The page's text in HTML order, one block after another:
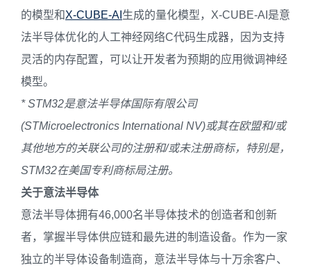
的模型和X-CUBE-AI 生成的量化模型，X-CUBE-AI是意
法半导体优化的人工神经网络C代码生成器，因为支持
灵活的内存配置，可以让开发者为预期的应用微调神经
模型。
* STM32是意法半导体国际有限公司
(STMicroelectronics International NV)或其在欧盟和/或
其他地方的关联公司的注册和/或未注册商标， 特别是，
STM32在美国专利商标局注册。
关于意法半导体
意法半导体拥有46,000名半导体技术的创造者和创新
者，掌握半导体供应链和最先进的制造设备。作为一家
独立的半导体设备制造商，意法半导体与十万余客户、